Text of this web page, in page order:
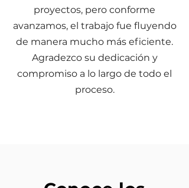
proyectos, pero conforme
avanzamos, el trabajo fue fluyendo
de manera mucho más eficiente.
Agradezco su dedicación y
compromiso a lo largo de todo el
proceso.